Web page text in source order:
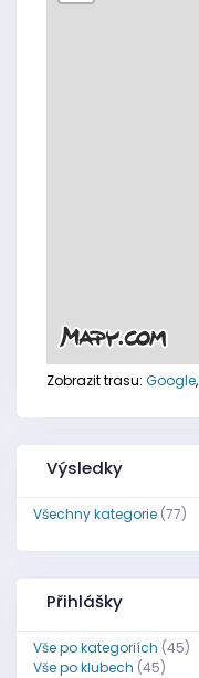
Zobrazit trasu: Google,
Výsledky
Všechny kategorie(77)
Přihlášky
Vše po kategoriích (45)
Vše po klubech (45)